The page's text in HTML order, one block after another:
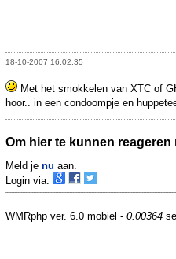
18-10-2007 16:02:35
Met het smokkelen van XTC of
hoor.. in een condoompje en
Om hier te kunnen reageren
Meld je nu aan.
Login via:
WMRphp ver. 6.0 mobiel - 0.00364